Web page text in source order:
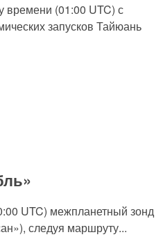
времени (01:00 UTC) с
запусков Тайюань
UTC) межпланетный зонд
следуя маршруту...